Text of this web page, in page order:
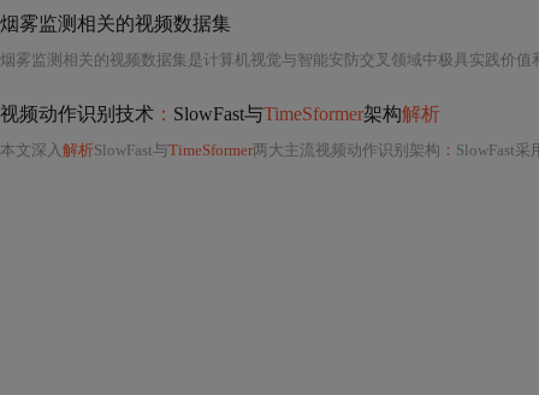
烟雾监测相关的视频数据集
视频动作识别技术 ： SlowFast与TimeSformer架构解析
本文深入解析SlowFast与TimeSformer两大主流视频动作识别架构 ： SlowFast采用双分支设计，通过慢路径（